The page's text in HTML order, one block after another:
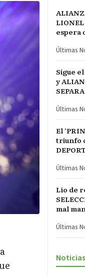
espera
Últimas
Sigue
y
Últimas
El
triunfo
Últimas
Lío de
mal
Últimas